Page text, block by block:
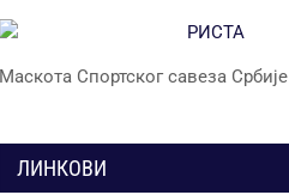
Маскота Спортског савеза Србије
ЛИНКОВИ